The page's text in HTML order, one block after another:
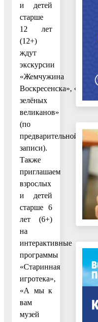
и детей
старше
12 лет
(12+)
ждут
экскурсии
«Жемчужина
Воскресенска»,
зелёных
великанов»
(по
предварительной
записи).
Также
приглашаем
взрослых
и детей
старше 6
лет (6+)
на
интерактивные
программы
«Старинная
игротека»,
«А мы к
вам
музей